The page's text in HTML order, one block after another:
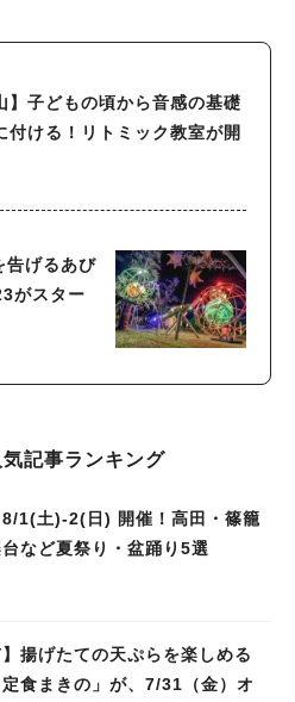
】子どもの頃から音感の基礎
付ける！リトミック教室が開
告げるあび
がスター
記事ランキング
8/1(土)‐2(日) 開催！高田・篠籠
など夏祭り・盆踊り5選
】揚げたての天ぷらを楽しめる
定食まきの」が、7/31（金）オ